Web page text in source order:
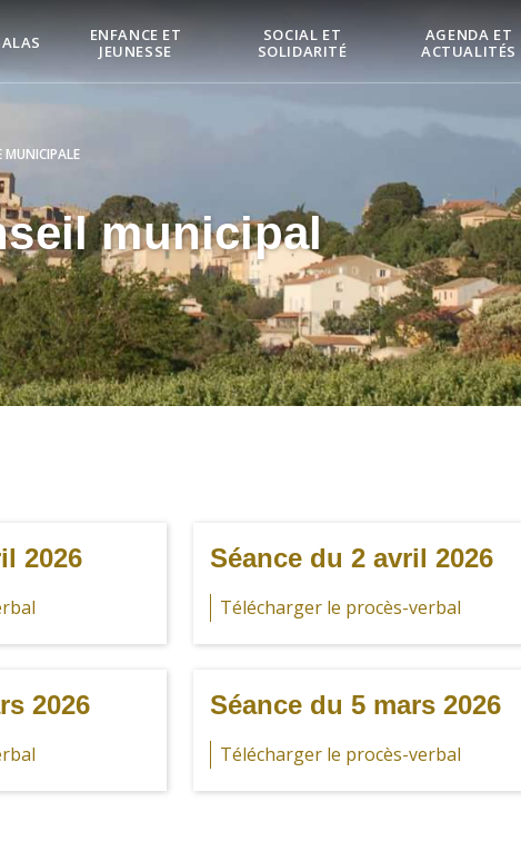
ENFANCE ET
JEUNESSE
SOCIAL ET
SOLIDARITÉ
AGENDA ET
ACTUALITÉS
MUNICIPALE
municipal
2026 Séance du 2 avril 2026
Télécharger le procès-verbal
2026 Séance du 5 mars 2026
Télécharger le procès-verbal